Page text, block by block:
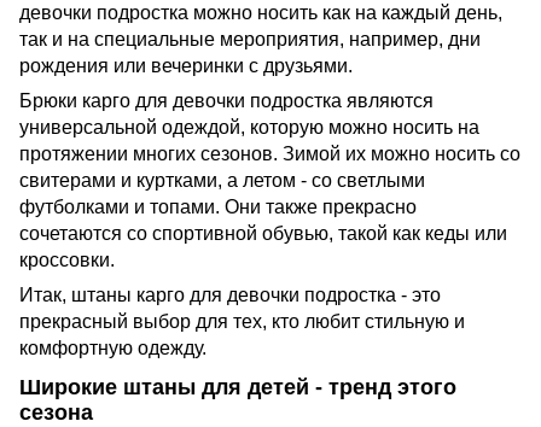
девочки подростка можно носить как на каждый день,
так и на специальные мероприятия, например, дни
рождения или вечеринки с друзьями.
Брюки карго для девочки подростка являются
универсальной одеждой, которую можно носить на
протяжении многих сезонов. Зимой их можно носить со
свитерами и куртками, а летом - со светлыми
футболками и топами. Они также прекрасно
сочетаются со спортивной обувью, такой как кеды или
кроссовки.
Итак, штаны карго для девочки подростка - это
прекрасный выбор для тех, кто любит стильную и
комфортную одежду.
Широкие штаны для детей - тренд этого
сезона